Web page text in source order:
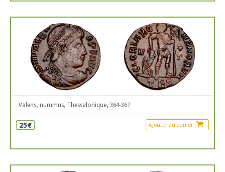
Valens, nummus, Thessalonique, 364-367
25€ Ajouter au panier